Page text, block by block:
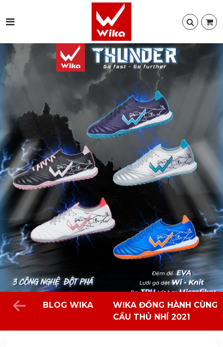
BLOG WIKA
WIKA ĐỒNG HÀNH CÙNG
CẦU THỦ NHÍ 2021